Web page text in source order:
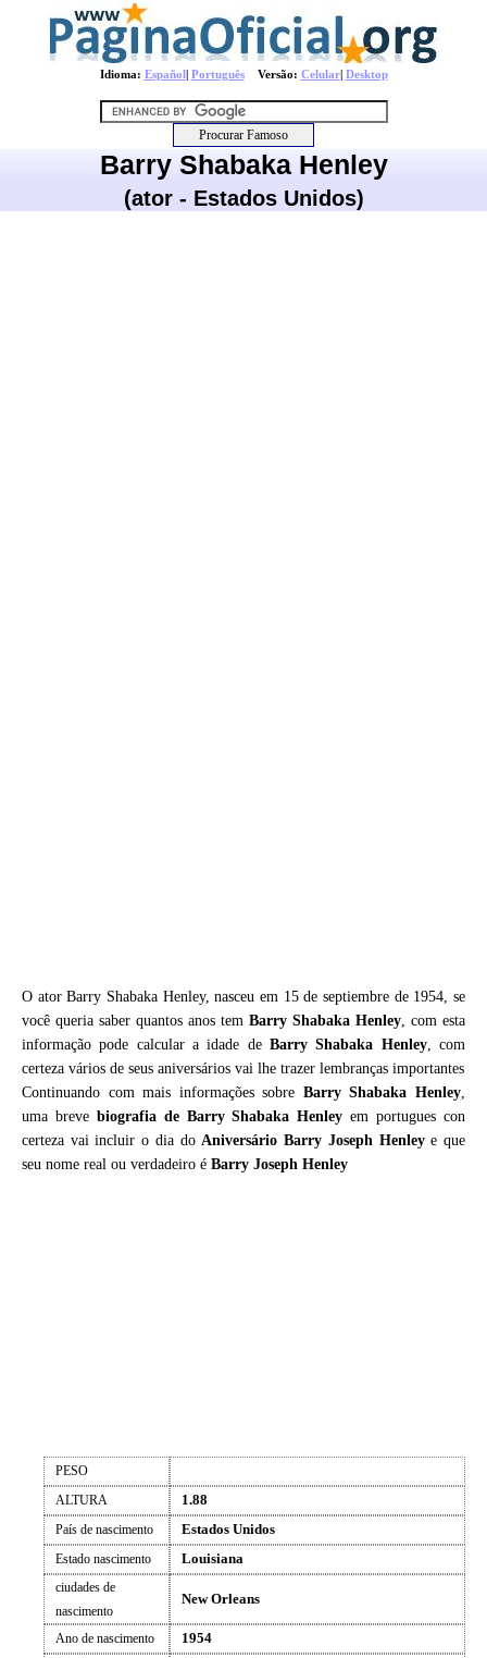
Idioma: Español| PortuguêsVersão: Celular| Desktop
Barry Shabaka Henley
(ator - Estados Unidos)
O ator Barry Shabaka Henley, nasceu em 15 de septiembre de 1954, se
você queria saber quantos anos tem Barry Shabaka Henley, com esta
informação pode calcular a idade de Barry Shabaka Henley, com
certeza vários de seus aniversários vai lhe trazer lembranças importantes
Continuando com mais informações sobre Barry Shabaka Henley,
uma breve biografia de Barry Shabaka Henley em portugues con
certeza vai incluir o dia doAniversário Barry Joseph Henleye que
seu nome real ou verdadeiro é Barry Joseph Henley
PESO
ALTURA
1.88
País de nascimento Estados Unidos
Estado nascimento Louisiana
ciudades de
nascimento
New Orleans
Ano de nascimento 1954